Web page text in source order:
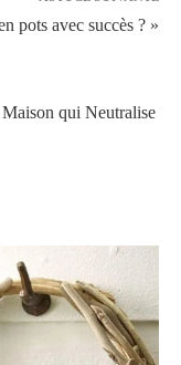
pots avec succès ? »
qui Neutralise